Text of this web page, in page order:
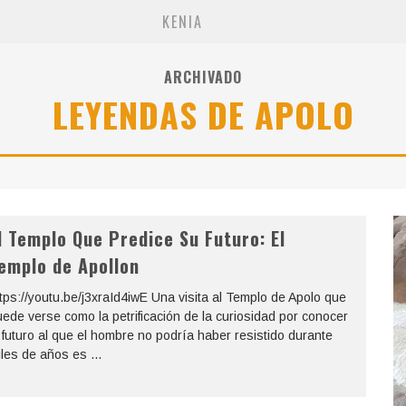
KENIA
ARCHIVADO
LEYENDAS DE APOLO
Templo Que Predice Su Futuro: El
de Apollon
youtu.be/j3xraId4iwE Una visita al Templo de Apolo que
verse como la petrificación de la curiosidad por conocer
al que el hombre no podría haber resistido durante
de años es ...